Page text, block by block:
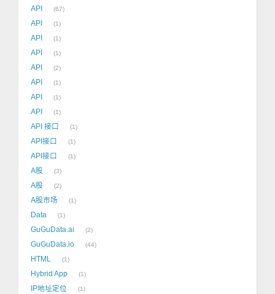
API 67
API 1
API 1
API 1
API 2
API 1
API 1
API 1
API 接口 1
API接口 1
API接口 1
A股 3
A股 2
A股市场 1
Data 1
GuGuData.ai 2
GuGuData.io 44
HTML 1
Hybrid App 1
IP地址定位 1